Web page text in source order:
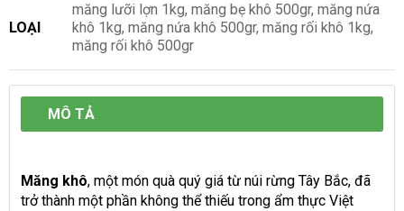
LOẠI
măng lưỡi lợn 1kg, măng bẹ khô 500gr, măng nứa
khô 1kg, măng nứa khô 500gr, măng rối khô 1kg,
măng rối khô 500gr
MÔ TẢ
Măng khô, một món quà quý giá từ núi rừng Tây Bắc, đã
trở thành một phần không thể thiếu trong ẩm thực Việt